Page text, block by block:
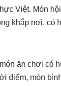
Việt. Món
khắp nơi, có
ăn chơi có
điểm, món